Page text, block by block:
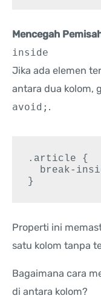
Mencegah
inside
Jika ada elemen
antara dua kolom,
avoid; .
.article {
}
Properti ini
satu kolom tanpa
Bagaimana cara
di antara kolom?